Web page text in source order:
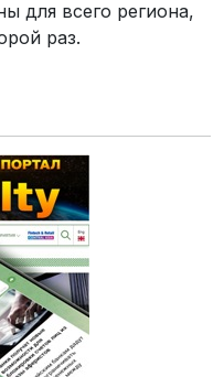
для всего региона,
раз.